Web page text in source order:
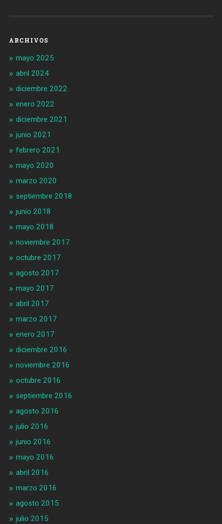
ARCHIVOS
mayo 2025
abril 2024
diciembre 2022
enero 2022
diciembre 2021
junio 2021
febrero 2021
mayo 2020
marzo 2020
septiembre 2018
junio 2018
mayo 2018
noviembre 2017
octubre 2017
agosto 2017
mayo 2017
abril 2017
marzo 2017
enero 2017
diciembre 2016
noviembre 2016
octubre 2016
septiembre 2016
agosto 2016
julio 2016
junio 2016
mayo 2016
abril 2016
marzo 2016
agosto 2015
julio 2015